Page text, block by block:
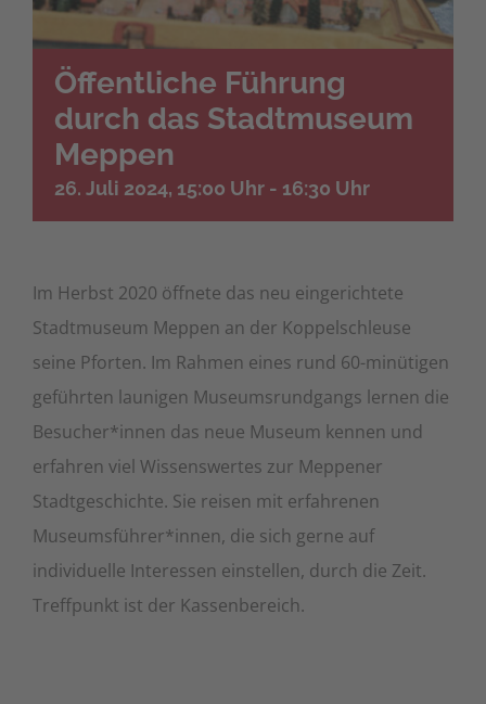
Öffentliche Führung
durch das Stadtmuseum
Meppen
26. Juli 2024, 15:00 Uhr - 16:30 Uhr
Im Herbst 2020 öffnete das neu eingerichtete
Stadtmuseum Meppen an der Koppelschleuse
seine Pforten. Im Rahmen eines rund 60-minütigen
geführten launigen Museumsrundgangs lernen die
Besucher*innen das neue Museum kennen und
erfahren viel Wissenswertes zur Meppener
Stadtgeschichte. Sie reisen mit erfahrenen
Museumsführer*innen, die sich gerne auf
individuelle Interessen einstellen, durch die Zeit.
Treffpunkt ist der Kassenbereich.